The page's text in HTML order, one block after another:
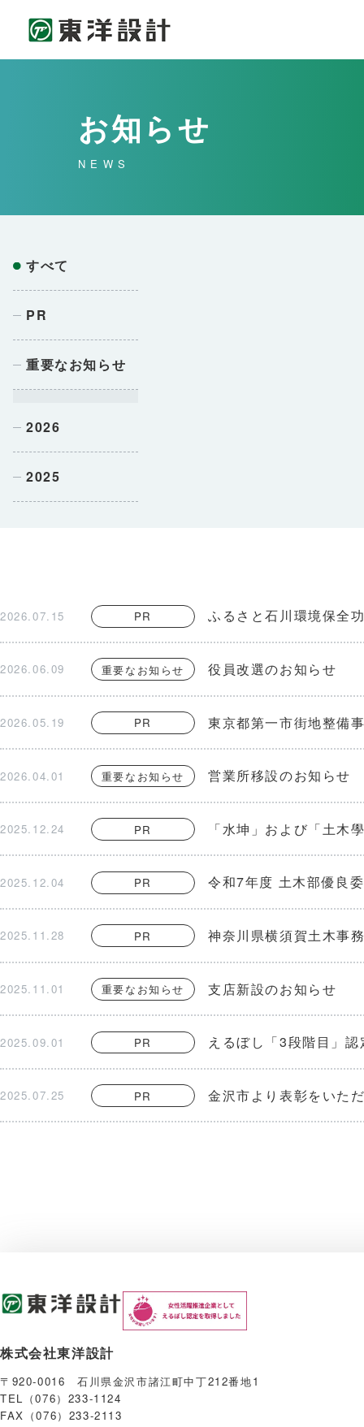
お知らせ
NEWS
すべて
PR
重要なお知らせ
2026
2025
2026.07.15 PR ふるさと石川環境保全
2026.06.09 重要なお知らせ 役員改選のお知らせ
2026.05.19 PR 東京都第一市街地整備
2026.04.01 重要なお知らせ 営業所移設のお知らせ
2025.12.24 PR 「水坤」および「土木
2025.12.04 PR 令和7年度 土木部優良
2025.11.28 PR 神奈川県横須賀土木事
2025.11.01 重要なお知らせ 支店新設のお知らせ
2025.09.01 PR えるぼし「3段階目」
2025.07.25 PR 金沢市より表彰をいた
株式会社東洋設計
〒920-0016 石川県金沢市諸江町中丁212番地1
TEL（076）233-1124
FAX（076）233-2113